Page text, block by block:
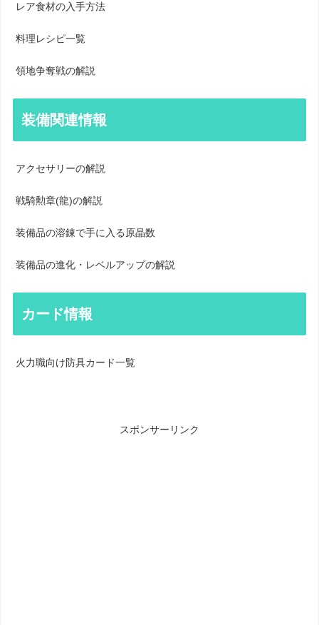
レア食材の入手方法
料理レシピ一覧
領地争奪戦の解説
装備関連情報
アクセサリーの解説
戦騎勲章(龍)の解説
装備品の溶錬で手に入る原晶数
装備品の進化・レベルアップの解説
カード情報
火力職向け防具カード一覧
スポンサーリンク